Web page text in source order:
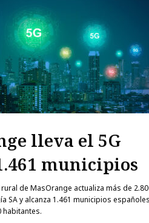
lleva el 5G
municipios
de MasOrange actualiza más de
SA y alcanza 1.461 municipios
habitantes.